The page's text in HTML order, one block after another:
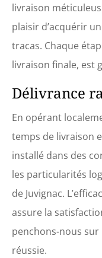
livraison
plaisir d’acquérir
tracas. Chaque
livraison finale, est
Délivrance
En opérant
temps de livraison
installé dans des
les particularités
de Juvignac.
assure la
penchons-nous sur
réussie.